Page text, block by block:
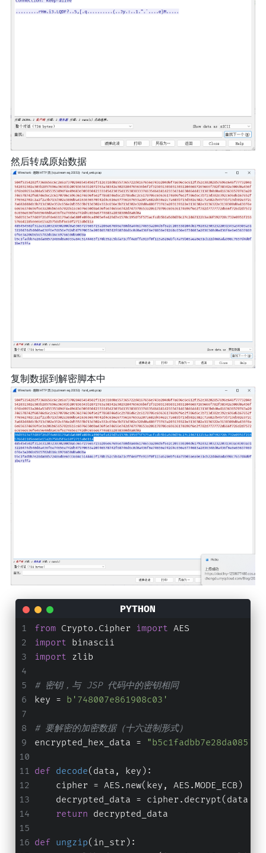
然后转成原始数据
复制数据到解密脚本中
from Crypto.Cipher import AES
import binascii
import zlib
# 密钥，与 JSP 代码中的密钥相同
key = b'748007e861908c03'
# 要解密的加密数据（十六进制形式）
encrypted_hex_data =
def decode( data, key ):
    cipher = AES.new(key, AES.MODE_ECB)
    decrypted_data = cipher.decrypt(data)
return decrypted_data
def ungzip( in_str ):